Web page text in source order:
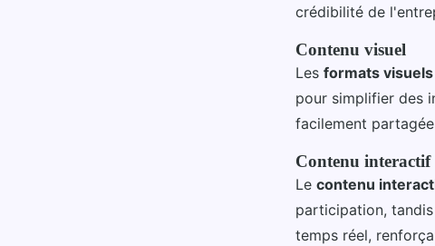
crédibilité de
Contenu visuel
Les formats visuels
pour simplifier des
facilement
Contenu interactif
Le contenu
participation,
temps réel,